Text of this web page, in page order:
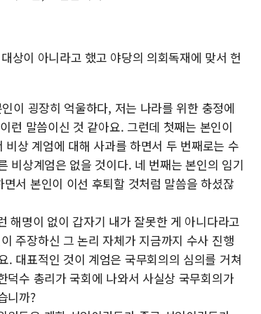
상이 아니라고 했고 야당의 의회독재에 맞서 헌
이 굉장히 억울하다, 저는 나라를 위한 충정에
런 말씀이신 것 같아요. 그런데 첫째는 본인이
상 계엄에 대해 사과를 하면서 두 번째로는 수
비상계엄은 없을 것이다. 네 번째는 본인의 임기
서 본인이 이선 후퇴할 것처럼 말씀을 하셨잖
해명이 없이 갑자기 내가 잘못한 게 아니다라고
주장하신 그 논리 자체가 지금까지 수사 진행
. 대표적인 것이 계엄은 국무회의의 심의를 거쳐
수 총리가 국회에 나와서 사실상 국무회의가
니까?